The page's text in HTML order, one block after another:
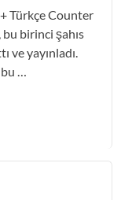
Türkçe Counter
birinci şahıs
ve yayınladı.
…